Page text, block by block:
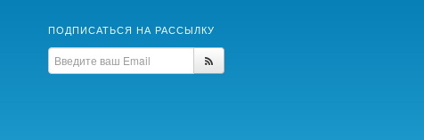
ПОДПИСАТЬСЯ НА РАССЫЛКУ